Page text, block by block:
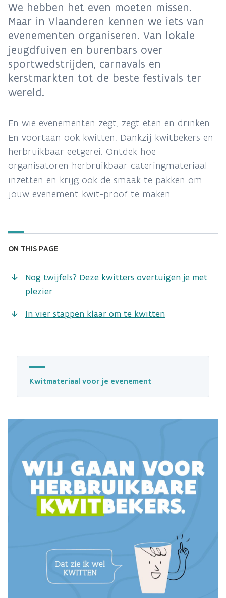
We hebben het even moeten missen.
Maar in Vlaanderen kennen we iets van
evenementen organiseren. Van lokale
jeugdfuiven en burenbars over
sportwedstrijden, carnavals en
kerstmarkten tot de beste festivals ter
wereld.
En wie evenementen zegt, zegt eten en drinken.
En voortaan ook kwitten. Dankzij kwitbekers en
herbruikbaar eetgerei. Ontdek hoe
organisatoren herbruikbaar cateringmateriaal
inzetten en krijg ook de smaak te pakken om
jouw evenement kwit-proof te maken.
ON THIS PAGE
Nog twijfels? Deze kwitters overtuigen je met
plezier
In vier stappen klaar om te kwitten
Kwitmateriaal voor je evenement